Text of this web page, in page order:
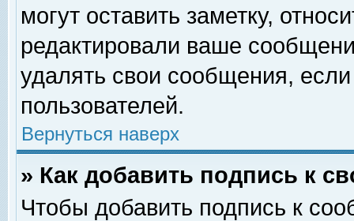
могут оставить заметку,
редактировали ваше
удалять свои сообщения,
пользователей.
Вернуться наверх
» Как добавить подпись к
Чтобы добавить подпись к